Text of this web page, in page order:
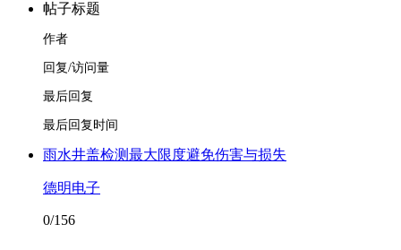
帖子标题
作者
回复/访问量
最后回复
最后回复时间
雨水井盖检测最大限度避免伤害与损失
德明电子
0/156